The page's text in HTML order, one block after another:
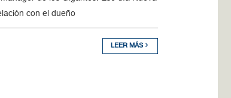
con el dueño
LEER MÁS